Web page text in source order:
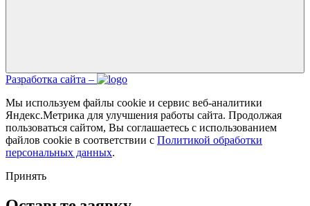
Разработка сайта –
Мы используем файлы cookie и сервис веб-аналитики
Яндекс.Метрика для улучшения работы сайта. Продолжая
пользоваться сайтом, Вы соглашаетесь с использованием
файлов cookie в соответствии с Политикой обработки
персональных данных.
Принять